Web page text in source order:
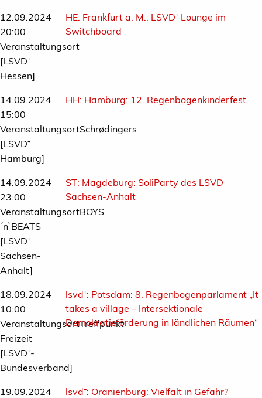
12.09.2024
20:00
Veranstaltungsort
[LSVD⁺
Hessen]
HE: Frankfurt a. M.: LSVD⁺ Lounge im
Switchboard
14.09.2024
15:00
VeranstaltungsortSchrødingers
[LSVD⁺
Hamburg]
HH: Hamburg: 12. Regenbogenkinderfest
14.09.2024
23:00
VeranstaltungsortBOYS
´n`BEATS
[LSVD⁺
Sachsen-
Anhalt]
ST: Magdeburg: SoliParty des LSVD
Sachsen-Anhalt
18.09.2024
10:00
VeranstaltungsortTreffpunkt
Freizeit
[LSVD⁺-
Bundesverband]
lsvd⁺: Potsdam: 8. Regenbogenparlament „It
takes a village – Intersektionale
Demokratieförderung in ländlichen Räumen“
19.09.2024
lsvd⁺: Oranienburg: Vielfalt in Gefahr?